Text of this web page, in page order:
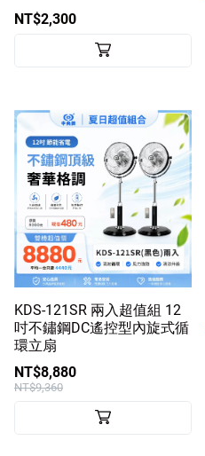
NT$2,300
KDS-121SR 兩入超值組 12
吋不鏽鋼DC遙控型內旋式循
環立扇
NT$8,880
NT$9,360